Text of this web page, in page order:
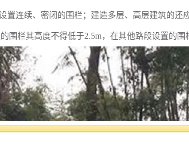
连续、密闭的围栏；建造多层、高层建筑的还
围栏其高度不得低于2.5m，在其他路段设置的围